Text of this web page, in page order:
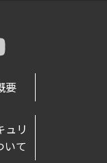
要
ュリ
いて